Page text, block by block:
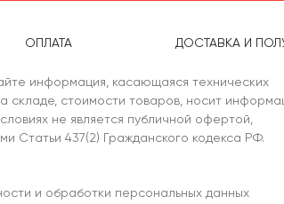
ОПЛАТА ДОСТАВКА И
информация, касающаяся технических
складе, стоимости товаров, носит
не является публичной офертой,
Статьи 437(2) Гражданского кодекса РФ.
и обработки персональных данных